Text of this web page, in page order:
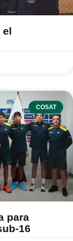
el
COSAT
para
16